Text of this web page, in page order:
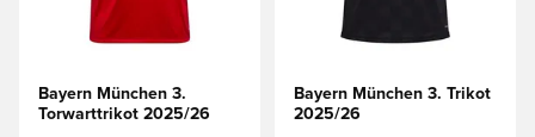
Bayern München 3.
Torwarttrikot 2025/26
Bayern München 3. Trikot
2025/26